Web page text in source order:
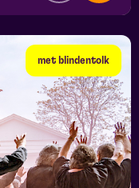
met blindentolk